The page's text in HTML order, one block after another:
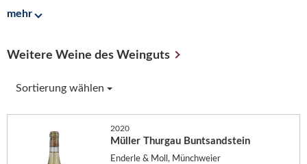
mehr
Weitere Weine des Weinguts
Sortierung wählen
2020
Müller Thurgau Buntsandstein
Enderle & Moll, Münchweier